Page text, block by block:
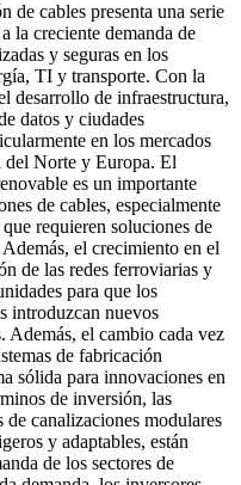
de cables presenta una serie
la creciente demanda de
y seguras en los
TI y transporte. Con la
desarrollo de infraestructura,
datos y ciudades
en los mercados
del Norte y Europa. El
es un importante
de cables, especialmente
requieren soluciones de
el crecimiento en el
de las redes ferroviarias y
para que los
introduzcan nuevos
Además, el cambio cada vez
de fabricación
sólida para innovaciones en
de inversión, las
de canalizaciones modulares
y adaptables, están
de los sectores de